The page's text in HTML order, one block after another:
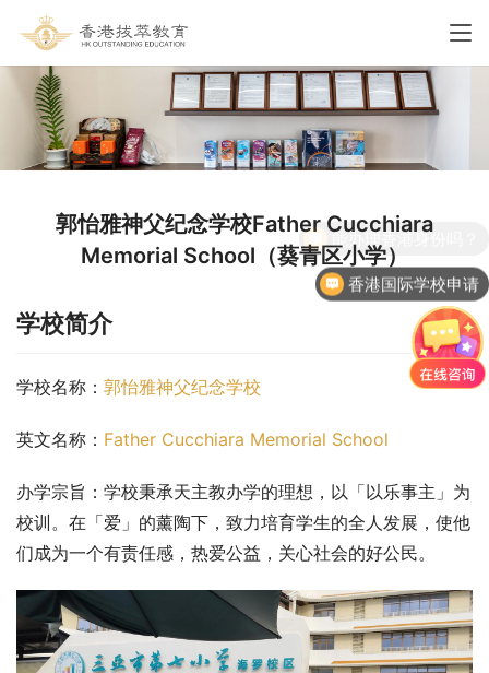
郭怡雅神父纪念学校Father Cucchiara
Memorial School（葵青区小学）
学校简介
学校名称： 郭怡雅神父纪念学校
英文名称： Father Cucchiara Memorial School
办学宗旨：学校秉承天主教办学的理想，以「以乐事主」为
校训。在「爱」的薰陶下，致力培育学生的全人发展，使他
们成为一个有责任感，热爱公益，关心社会的好公民。
香港国际学校申请